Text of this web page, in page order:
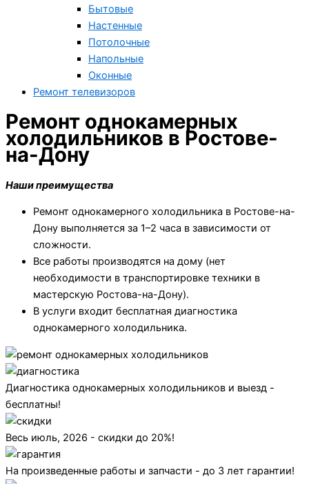
Бытовые
Настенные
Потолочные
Напольные
Оконные
Ремонт телевизоров
Ремонт однокамерных
холодильников в Ростове-
на-Дону
Наши преимущества
Ремонт однокамерного холодильника в Ростове-на-
Дону выполняется за 1–2 часа в зависимости от
сложности.
Все работы производятся на дому (нет
необходимости в транспортировке техники в
мастерскую Ростова-на-Дону).
В услуги входит бесплатная диагностика
однокамерного холодильника.
Диагностика однокамерных холодильников и выезд -
бесплатны!
Весь июль, 2026 - скидки до 20%!
На произведенные работы и запчасти - до 3 лет гарантии!